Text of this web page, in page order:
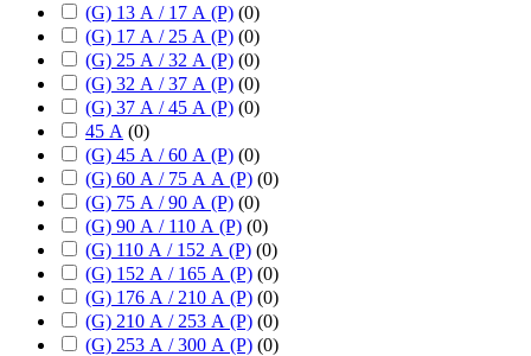
(G) 13 А / 17 А (P) (0)
(G) 17 А / 25 А (P) (0)
(G) 25 А / 32 А (P) (0)
(G) 32 А / 37 А (P) (0)
(G) 37 А / 45 А (P) (0)
45 А (0)
(G) 45 А / 60 А (P) (0)
(G) 60 А / 75 А А (P) (0)
(G) 75 А / 90 А (P) (0)
(G) 90 А / 110 А (P) (0)
(G) 110 А / 152 А (P) (0)
(G) 152 А / 165 А (P) (0)
(G) 176 А / 210 А (P) (0)
(G) 210 А / 253 А (P) (0)
(G) 253 А / 300 А (P) (0)